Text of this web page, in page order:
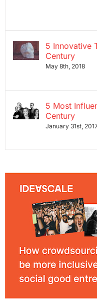
5 Innovative
Century
May 8th, 2018
5 Most
Century
January 31st,